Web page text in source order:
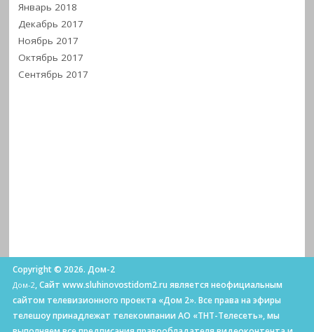
Январь 2018
Декабрь 2017
Ноябрь 2017
Октябрь 2017
Сентябрь 2017
Copyright © 2026. Дом-2
Дом-2, Сайт www.sluhinovostidom2.ru является неофициальным
сайтом телевизионного проекта «Дом 2». Все права на эфиры
телешоу принадлежат телекомпании АО «ТНТ-Телесеть», мы